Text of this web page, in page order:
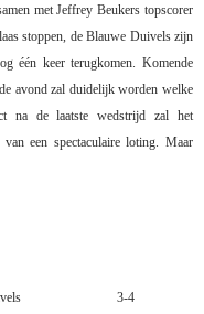
met Jeffrey Beukers topscorer
stoppen, de Blauwe Duivels zijn
één keer terugkomen. Komende
avond zal duidelijk worden welke
na de laatste wedstrijd zal het
een spectaculaire loting. Maar
3-4